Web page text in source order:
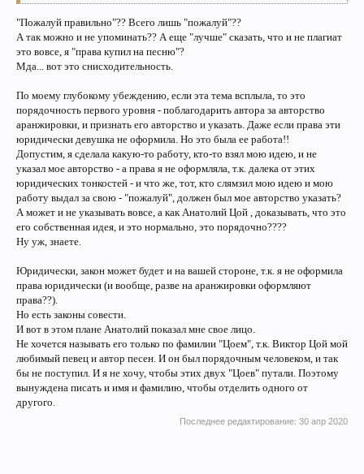
"Пожалуй правильно"?? Всего лишь "пожалуй"??
А так можно и не упоминать?? А еще "лучше" сказать, что и не плагиат
это вовсе, я "права купил на песню"?
Мда... вот это снисходительность.
По моему глубокому убеждению, если эта тема всплыла, то это
порядочность первого уровня - поблагодарить автора за авторство
аранжировки, и признать его авторство и указать. Даже если права эти
юридически девушка не оформила. Но это была ее работа!!
Допустим, я сделала какую-то работу, кто-то взял мою идею, и не
указал мое авторство - а права я не оформляла, т.к. далека от этих
юридических тонкостей - и что же, тот, кто слямзил мою идею и мою
работу выдал за свою - "пожалуй", должен был мое авторство указать?
А может и не указывать вовсе, а как Анатолий Цой , доказывать, что это
его собственная идея, и это нормально, это порядочно????
Ну уж, знаете.
Юридически, закон может будет и на вашей стороне, т.к. я не оформила
права юридически (и вообще, разве на аранжировки оформляют
права??).
Но есть законы совести.
И вот в этом плане Анатолий показал мне свое лицо.
Не хочется называть его только по фамилии "Цоем", т.к. Виктор Цой мой
любимый певец и автор песен. И он был порядочным человеком, и так
бы не поступил. И я не хочу, чтобы этих двух "Цоев" путали. Поэтому
вынуждена писать и имя и фамилию, чтобы отделить одного от
другого.
Последнее редактирование: 30 апр 2020